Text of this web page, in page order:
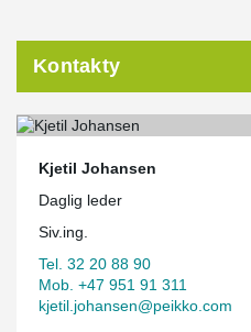
Kontakty
Kjetil Johansen
Daglig leder
Siv.ing.
Tel. 32 20 88 90
Mob. +47 951 91 311
kjetil.johansen@peikko.com